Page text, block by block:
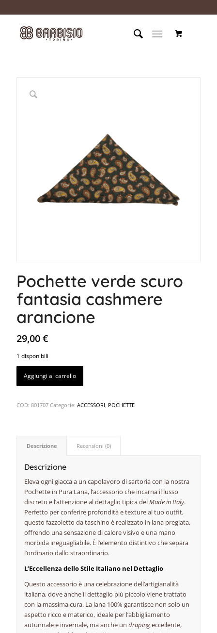
Pochette verde scuro
fantasia cashmere
arancione
29,00€
1 disponibili
Aggiungi al carrello
COD: 801707 Categorie: ACCESSORI, POCHETTE
Descrizione Recensioni (0)
Descrizione
Eleva ogni giacca a un capolavoro di sartoria con la nostra
Pochette in Pura Lana, l’accessorio che incarna il lusso
discreto e l’attenzione al dettaglio tipica delMade in Italy.
Perfetto per conferire profondità e texture al tuo outfit,
questo fazzoletto da taschino è realizzato in lana pregiata,
offrendo una sensazione di calore visivo e una mano
morbida ineguagliabile. È l’elemento distintivo che separa
l’ordinario dallo straordinario.
L’Eccellenza dello Stile Italiano nel Dettaglio
Questo accessorio è una celebrazione dell’artigianalità
italiana, dove anche il dettaglio più piccolo viene trattato
con la massima cura. La lana 100% garantisce non solo un
aspetto ricco e materico, ideale per l’abbigliamento
autunnale e invernale, ma anche un drapingeccellente,